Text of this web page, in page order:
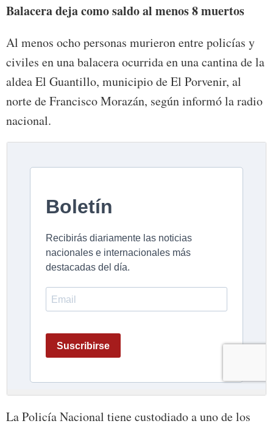
Balacera deja como saldo al menos 8 muertos
Al menos ocho personas murieron entre policías y
civiles en una balacera ocurrida en una cantina de la
aldea El Guantillo, municipio de El Porvenir, al
norte de Francisco Morazán, según informó la radio
nacional.
La Policía Nacional tiene custodiado a uno de los